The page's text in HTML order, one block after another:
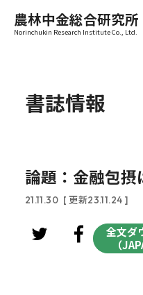
農林中金総合研究所
Norinchukin Research Institute Co., Ltd.
書誌情報
論題：金融包摂
21.11.30 [ 更新23.11.24 ]
全文ダ
（